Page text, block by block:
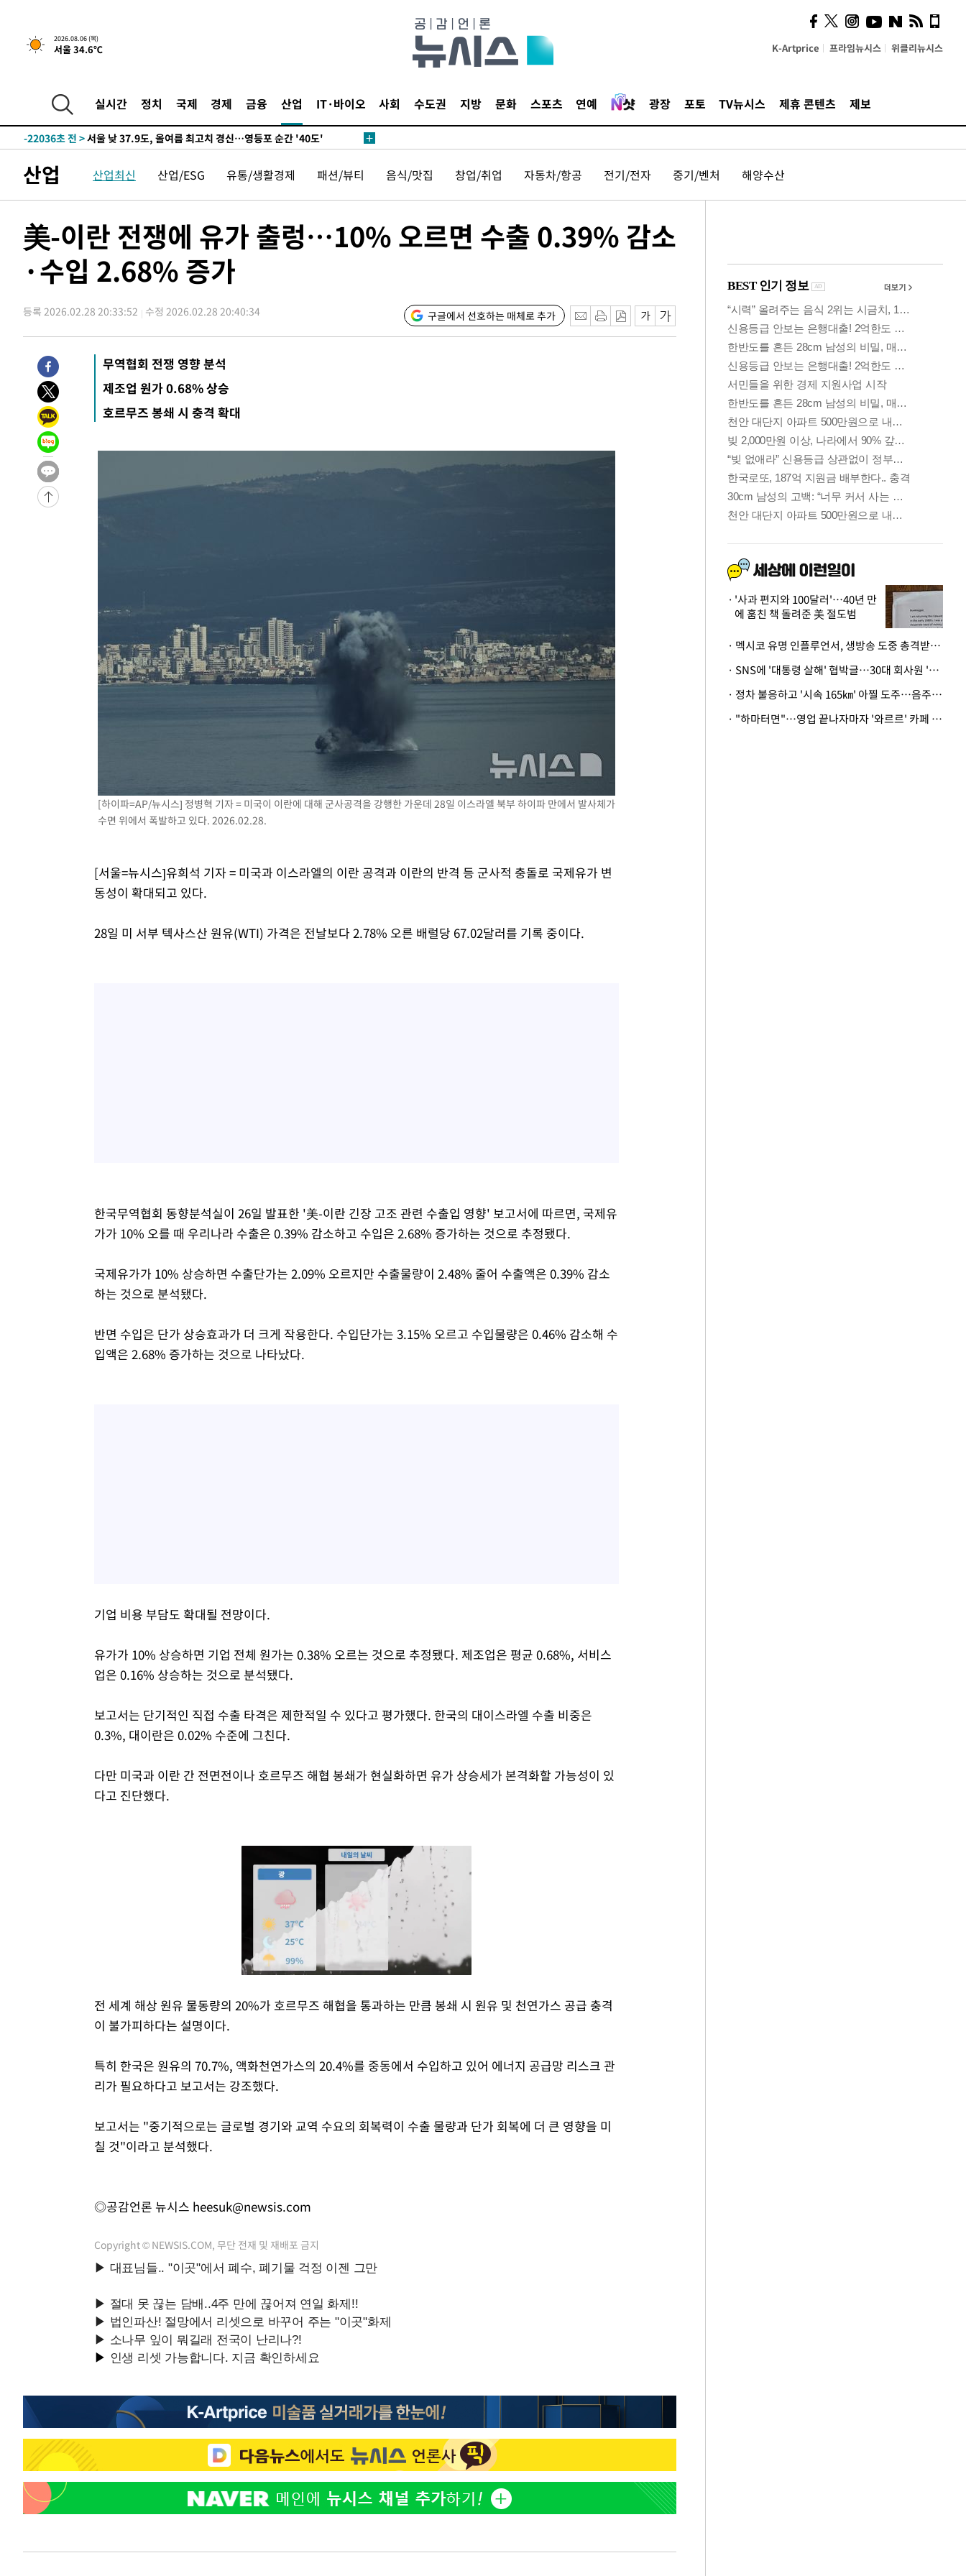
2026.08.06 (목)
서울 34.6℃ K-Artprice 프라임뉴시스 위클리뉴시스
실시간 정치 국제 경제 금융 산업 IT·바이오 사회 수도권 지방 문화 스포츠 연예 광장 포토 TV뉴시스 제휴 콘텐츠 제보
-23352초 전 >[속보]합참 "북, 동해상으로 미상 발사체 발사"
-22748초 전 >'낮 최고 39도' 불볕더위…한밤 열대야도 계속[내일날씨]
-22369초 전 >
"韓 외환시장 개입 관측 배경엔 美의 대한국 무역적자 있어"
-22196초 전 >
-22036초 전 >서울 낮 37.9도, 올여름 최고치 경신…영등포 순간 '40도'
-17693초 전 >
[속보]코스닥, 800p 회복…0.26% 오른 801.67 마감
-17623초 전 >[속보]코스피, 301.88포인트(4.58%) 내린 6296.38 마감
-15087초 전 >
"여기 떨어졌다"…다누리, 스페이스X 로켓 달 충돌 흔적 포착
-12132초 전 >손흥민, 5경기 연속골 실패…LAFC는 승부차기 끝 과달라하라 격파
-4733초 전 >내일까지 39도 '펄펄'…기상청 "태풍 지나며 폭염 잠시 꺾인다"
-4348초 전 >"美간섭에 합의 지연"…트럼프, '이란 호르무즈 통제권' 수용할까
-868초 전 >[속보]산업장관 "李정부, 원전 반대 안해…안정 전력 위해 불가피"
7분 전 >[속보]경찰, '홍명보 선임 논란' 대한축구협회·축구회관 등 압수수색
-25788초 전 >
[속보]합참 "北 발사체는 단거리탄도미사일…감시·경계태세 강
화"
-25536초 전 >
-23966초 전 >
[속보] SKT, 에이닷 서비스 장애 발생…"원인 파악 중"
-23372초 전 >
-22768초 전 >
-22727초 전 >
[속보]7~9일 프로야구 3연전도 폭염 취소…11일 재개
-22389초 전 >
"韓 외환시장 개입 관측 배경엔 美의 대한국 무역적자 있어"
'월드컵 탈락 후폭풍' 축구협회…초유의 압수수색에 '충격·당황'
[속보]원·달러 환율, 0.7원 내린 1423.8원 마감
"여기 떨어졌다"…다누리, 스페이스X 로켓 달 충돌 흔적 포착
손흥민, 5경기 연속골 실패…LAFC는 승부차기 끝 과달라하라 격파
내일까지 39도 '펄펄'…기상청 "태풍 지나며 폭염 잠시 꺾인다"
"美간섭에 합의 지연"…트럼프, '이란 호르무즈 통제권' 수용할까
[속보]산업장관 "李정부, 원전 반대 안해…안정 전력 위해 불가피"
산업 산업최신 산업/ESG 유통/생활경제 패션/뷰티 음식/맛집 창업/취업 자동차/항공 전기/전자 중기/벤처 해양수산
美-이란 전쟁에 유가 출렁…10% 오르면 수출 0.39% 감소
·수입 2.68% 증가
등록 2026.02.28 20:33:52 수정 2026.02.28 20:40:34 구글에서 선호하는 매체로 추가
무역협회 전쟁 영향 분석
제조업 원가 0.68% 상승
호르무즈 봉쇄 시 충격 확대
[하이파=AP/뉴시스] 정병혁 기자 = 미국이 이란에 대해 군사공격을 강행한 가운데 28일 이스라엘 북부 하이파 만에서 발사체가
수면 위에서 폭발하고 있다. 2026.02.28.
[서울=뉴시스]유희석 기자 = 미국과 이스라엘의 이란 공격과 이란의 반격 등 군사적 충돌로 국제유가 변
동성이 확대되고 있다.
28일 미 서부 텍사스산 원유(WTI) 가격은 전날보다 2.78% 오른 배럴당 67.02달러를 기록 중이다.
한국무역협회 동향분석실이 26일 발표한 '美-이란 긴장 고조 관련 수출입 영향' 보고서에 따르면, 국제유
가가 10% 오를 때 우리나라 수출은 0.39% 감소하고 수입은 2.68% 증가하는 것으로 추정됐다.
국제유가가 10% 상승하면 수출단가는 2.09% 오르지만 수출물량이 2.48% 줄어 수출액은 0.39% 감소
하는 것으로 분석됐다.
반면 수입은 단가 상승효과가 더 크게 작용한다. 수입단가는 3.15% 오르고 수입물량은 0.46% 감소해 수
입액은 2.68% 증가하는 것으로 나타났다.
기업 비용 부담도 확대될 전망이다.
유가가 10% 상승하면 기업 전체 원가는 0.38% 오르는 것으로 추정됐다. 제조업은 평균 0.68%, 서비스
업은 0.16% 상승하는 것으로 분석됐다.
보고서는 단기적인 직접 수출 타격은 제한적일 수 있다고 평가했다. 한국의 대이스라엘 수출 비중은
0.3%, 대이란은 0.02% 수준에 그친다.
다만 미국과 이란 간 전면전이나 호르무즈 해협 봉쇄가 현실화하면 유가 상승세가 본격화할 가능성이 있
다고 진단했다.
전 세계 해상 원유 물동량의 20%가 호르무즈 해협을 통과하는 만큼 봉쇄 시 원유 및 천연가스 공급 충격
이 불가피하다는 설명이다.
특히 한국은 원유의 70.7%, 액화천연가스의 20.4%를 중동에서 수입하고 있어 에너지 공급망 리스크 관
리가 필요하다고 보고서는 강조했다.
보고서는 "중기적으로는 글로벌 경기와 교역 수요의 회복력이 수출 물량과 단가 회복에 더 큰 영향을 미
칠 것"이라고 분석했다.
◎공감언론 뉴시스 heesuk@newsis.com
Copyright © NEWSIS.COM, 무단 전재 및 재배포 금지
의견, 국토부·LH에 충실히
전달할 것"
'사과 편지와 100달러'…40년 만
에 훔친 책 돌려준 美 절도범
· 멕시코 유명 인플루언서, 생방송 도중 총격받아 사망
· SNS에 '대통령 살해' 협박글…30대 회사원 '불구속 송치'
· 정차 불응하고 '시속 165㎞' 아찔 도주…음주운전자 체포
· "하마터면"…영업 끝나자마자 '와르르' 카페 테라스 덮친 대리석 외벽